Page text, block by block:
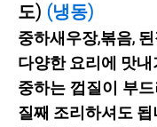
도) (냉동)
중하새우장,볶음,
다양한 요리에 맛
중하는 껍질이 부
질째 조리하셔도 됩